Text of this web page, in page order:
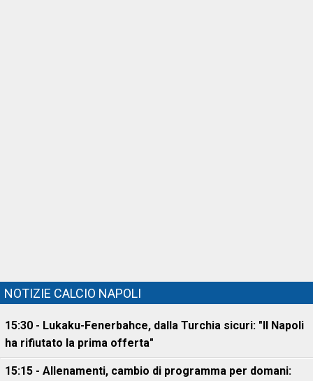
NOTIZIE CALCIO NAPOLI
15:30 - Lukaku-Fenerbahce, dalla Turchia sicuri: "Il Napoli
ha rifiutato la prima offerta"
15:15 - Allenamenti, cambio di programma per domani: